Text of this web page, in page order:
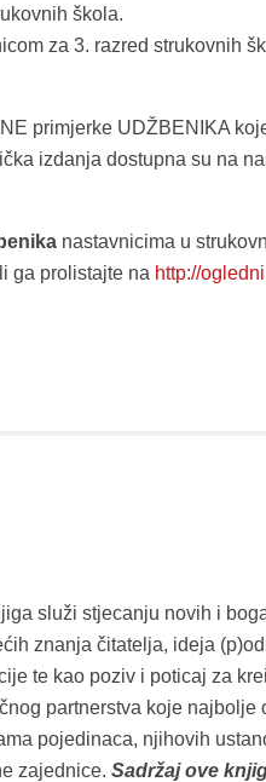
škola.
za 3. razred strukovnih
primjerke UDŽBENIKA
izdanja dostupna su na
nastavnicima u
ga prolistajte na http://
služi stjecanju novih i
znanja čitatelja, ideja
te kao poziv i poticaj za
partnerstva koje najbolje
pojedinaca, njihovih
zajednice.Sadržaj ove